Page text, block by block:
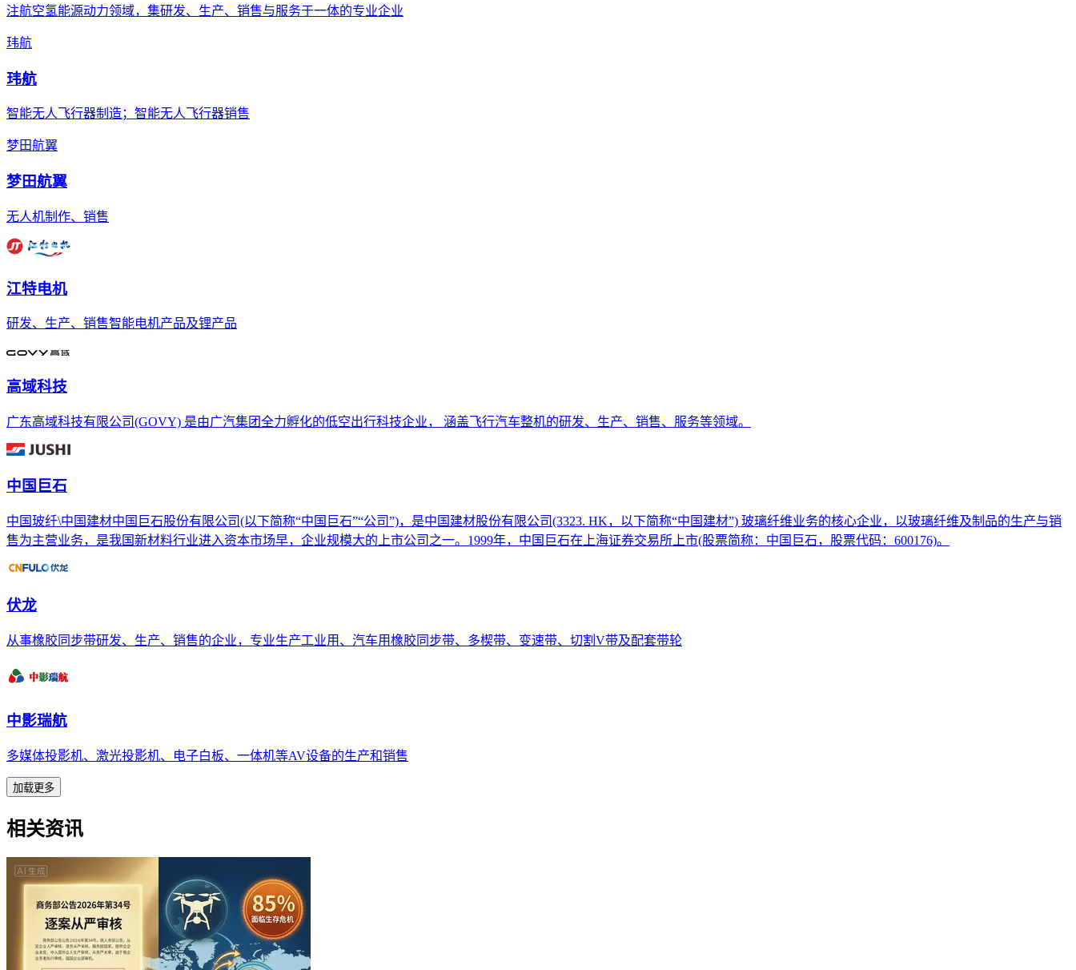
注航空氢能源动力领域，集研发、生产、销售与服务于一体的专业企业
玮航
玮航
智能无人飞行器制造；智能无人飞行器销售
梦田航翼
梦田航翼
无人机制作、销售
江特电机
研发、生产、销售智能电机产品及锂产品
高域科技
广东高域科技有限公司(GOVY) 是由广汽集团全力孵化的低空出行科技企业， 涵盖飞行汽车整机的研发、生产、销售、服务等领域。
中国巨石
中国玻纤\中国建材中国巨石股份有限公司(以下简称“中国巨石”“公司”)，是中国建材股份有限公司(3323. HK，以下简称“中国建材”) 玻璃纤维业务的核心企业，以玻璃纤维及制品的生产与销
售为主营业务，是我国新材料行业进入资本市场早，企业规模大的上市公司之一。1999年，中国巨石在上海证券交易所上市(股票简称：中国巨石，股票代码：600176)。
伏龙
从事橡胶同步带研发、生产、销售的企业，专业生产工业用、汽车用橡胶同步带、多楔带、变速带、切割V带及配套带轮
中影瑞航
多媒体投影机、激光投影机、电子白板、一体机等AV设备的生产和销售
加载更多
相关资讯